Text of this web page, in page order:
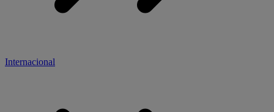
Internacional